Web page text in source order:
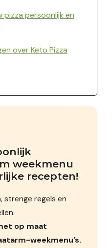
pizza persoonlijk en
over Keto Pizza
weekmenu
recepten!
strenge regels en
op maat
weekmenu’s.